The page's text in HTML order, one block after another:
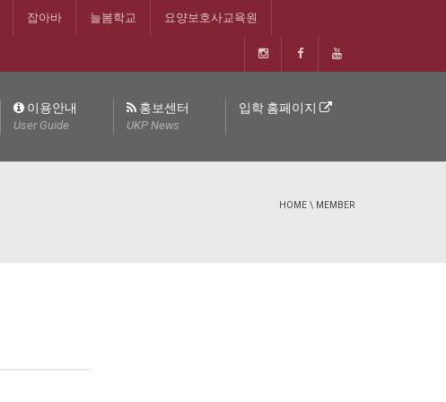
잡아바 늘봄학교 요양보호사교육원
이용안내
User Guide
홍보센터
UKP News
입학 홈페이지
HOME \ MEMBER